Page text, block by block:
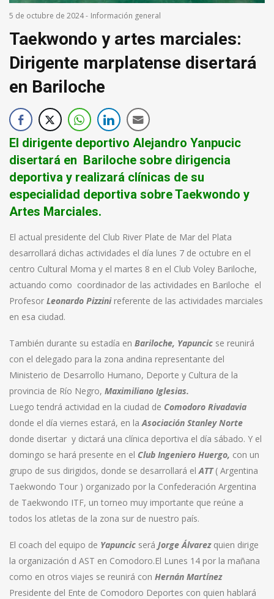
5 de octubre de 2024- Información general
Taekwondo y artes marciales:
Dirigente marplatense disertará
en Bariloche
El dirigente deportivo Alejandro Yanpucic
disertará en Bariloche sobre dirigencia
deportiva y realizará clínicas de su
especialidad deportiva sobre Taekwondo y
Artes Marciales.
El actual presidente del Club River Plate de Mar del Plata
desarrollará dichas actividades el día lunes 7 de octubre en el
centro Cultural Moma y el martes 8 en el Club Voley Bariloche,
actuando como coordinador de las actividades en Bariloche el
Profesor Leonardo Pizzinireferente de las actividades marciales
en esa ciudad.
También durante su estadía en Bariloche, Yapuncic se reunirá
con el delegado para la zona andina representante del
Ministerio de Desarrollo Humano, Deporte y Cultura de la
provincia de Río Negro, Maximiliano Iglesias.
Luego tendrá actividad en la ciudad de Comodoro Rivadavia
donde el día viernes estará, en la Asociación Stanley Norte
donde disertar y dictará una clínica deportiva el día sábado. Y el
domingo se hará presente en el Club Ingeniero Huergo, con un
grupo de sus dirigidos, donde se desarrollará el ATT( Argentina
Taekwondo Tour ) organizado por la Confederación Argentina
de Taekwondo ITF, un torneo muy importante que reúne a
todos los atletas de la zona sur de nuestro país.
El coach del equipo de Yapuncic será Jorge Álvarezquien dirige
la organización d AST en Comodoro.El Lunes 14 por la mañana
como en otros viajes se reunirá con Hernán Martínez
Presidente del Ente de Comodoro Deportes con quien hablará